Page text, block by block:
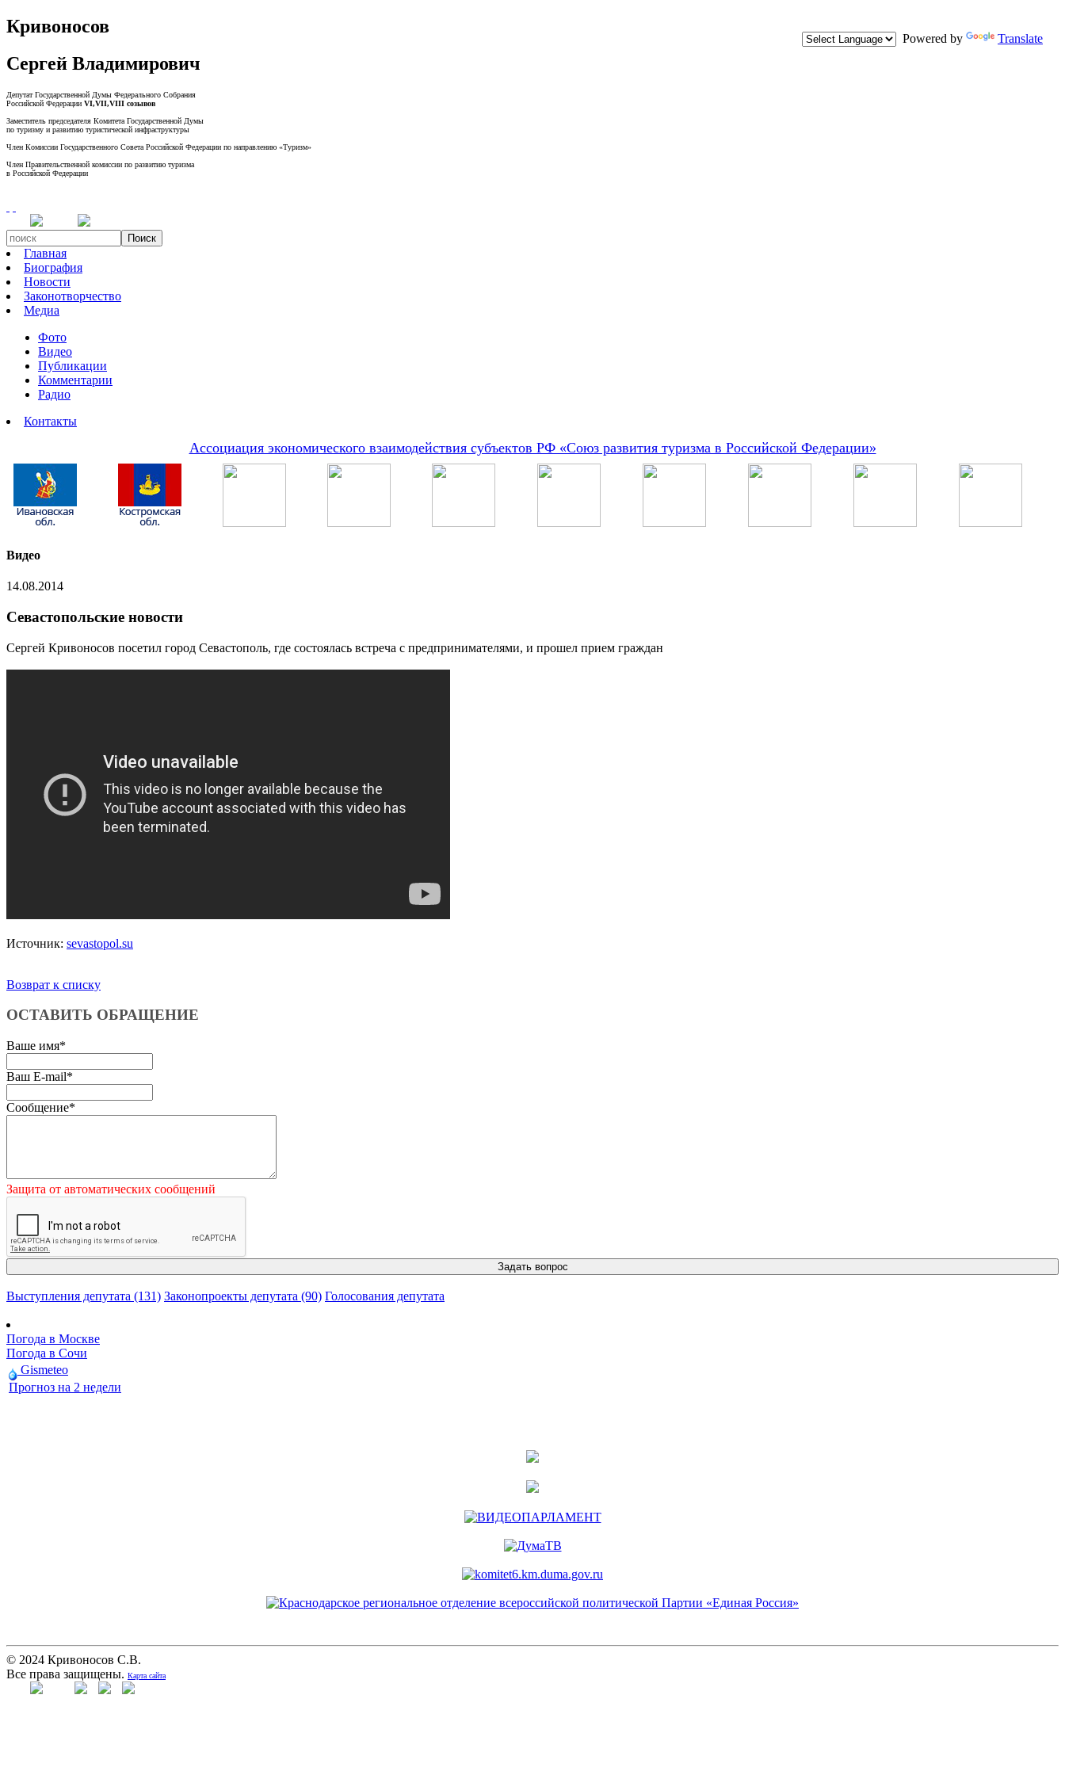
Powered by Translate
Кривоносов
Сергей Владимирович
Депутат Государственной Думы Федерального Собрания
Российской Федерации VI,VII,VIII созывов
Заместитель председателя Комитета Государственной Думы
по туризму и развитию туристической инфраструктуры
Член Комиссии Государственного Совета Российской Федерации по направлению «Туризм»
Член Правительственной комиссии по развитию туризма
в Российской Федерации
Поиск
Главная
Биография
Новости
Законотворчество
Медиа
Фото
Видео
Публикации
Комментарии
Радио
Контакты
Ассоциация экономического взаимодействия субъектов РФ «Союз развития туризма в Российской Федерации»
Видео
14.08.2014
Севастопольские новости
Сергей Кривоносов посетил город Севастополь, где состоялась встреча с предпринимателями, и прошел прием граждан
Источник: sevastopol.su
Возврат к списку
ОСТАВИТЬ ОБРАЩЕНИЕ
Ваше имя*
Ваш E-mail*
Сообщение*
Защита от автоматических сообщений
Выступления депутата (131) Законопроекты депутата (90) Голосования депутата
Погода в Москве
Погода в Сочи
Gismeteo
Прогноз на 2 недели
© 2024 Кривоносов С.В.
Все права защищены. Карта сайта